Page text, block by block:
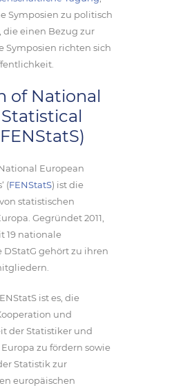
Symposien zu politisch
die einen Bezug zur
Symposien richten sich
of National
European
(FENStatS) ist die
statistischen
Gegründet 2011,
19 nationale
DStatG gehört zu ihren
ist es, die
und
der Statistiker und
zu fördern sowie
Statistik zur
europäischen